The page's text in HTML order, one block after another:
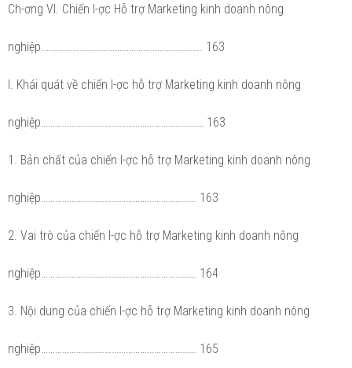
Ch-ơng VI. Chiến l-ợc Hỗ trợ Marketing kinh doanh nông
nghiệp.…………………………………………………………. 163
I. Khái quát về chiến l-ợc hỗ trợ Marketing kinh doanh nông
nghiệp…………………………………………………………… 163
1. Bản chất của chiến l-ợc hỗ trợ Marketing kinh doanh nông
nghiệp………………………………………………………… 163
2. Vai trò của chiến l-ợc hỗ trợ Marketing kinh doanh nông
nghiệp………………………………………………………… 164
3. Nội dung của chiến l-ợc hỗ trợ Marketing kinh doanh nông
nghiệp………………………………………………………… 165